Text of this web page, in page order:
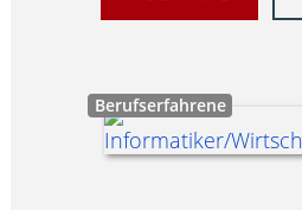
Berufserfahrene